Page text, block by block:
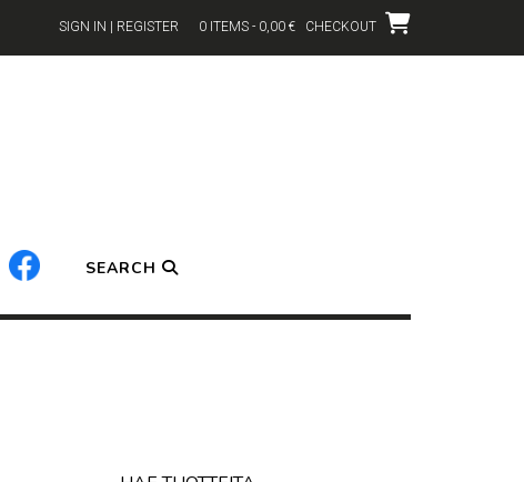
SIGN IN | REGISTER 0 ITEMS - 0,00 € CHECKOUT
SEARCH